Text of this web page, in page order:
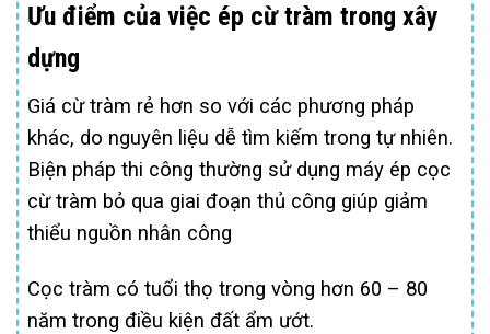
Ưu điểm của việc ép cừ tràm trong xây
dựng
Giá cừ tràm rẻ hơn so với các phương pháp
khác, do nguyên liệu dễ tìm kiếm trong tự nhiên.
Biện pháp thi công thường sử dụng máy ép cọc
cừ tràm bỏ qua giai đoạn thủ công giúp giảm
thiểu nguồn nhân công
Cọc tràm có tuổi thọ trong vòng hơn 60 – 80
năm trong điều kiện đất ẩm ướt.